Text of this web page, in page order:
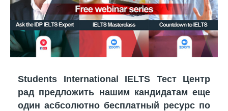
Students International IELTS Тест Центр
рад предложить нашим кандидатам еще
один асбсолютно бесплатный ресурс по